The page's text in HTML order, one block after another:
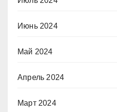
Июнь 2024
Май 2024
Апрель 2024
Март 2024